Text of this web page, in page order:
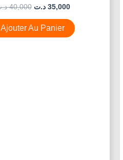
Note
Sur
5
40,000 35,000 د.ت
Ajouter Au Panier